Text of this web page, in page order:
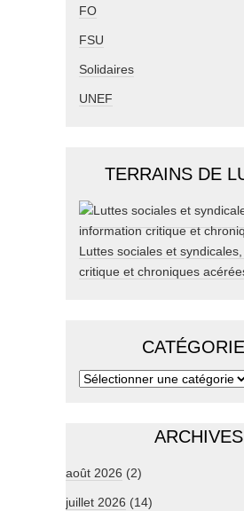
FO
FSU
Solidaires
UNEF
TERRAINS DE
Luttes sociales et
critique et chroniques
ARCHIVES
août 2026 (2)
juillet 2026 (14)